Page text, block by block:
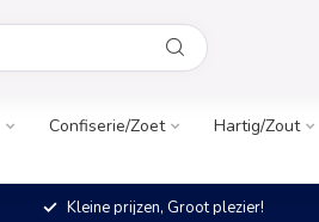
Confiserie/Zoet Hartig/Zout
Kleine prijzen, Groot plezier!